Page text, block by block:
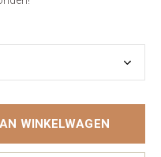
WINKELWAGEN